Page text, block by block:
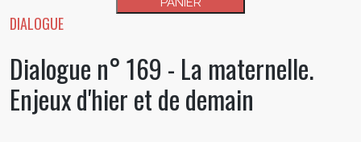
169
La
maternelle.
Enjeux
d'hier
DIALOGUE
Dialogue n° 169 - La maternelle.
Enjeux d'hier et de demain